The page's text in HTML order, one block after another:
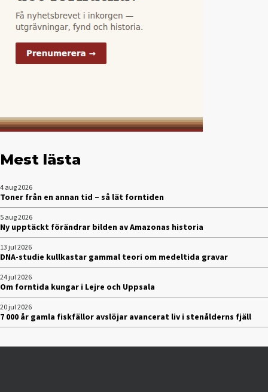
Mest lästa
4 aug 2026
Toner från en annan tid – så lät forntiden
5 aug 2026
Ny upptäckt förändrar bilden av Amazonas historia
13 jul 2026
DNA-studie kullkastar gammal teori om medeltida gravar
24 jul 2026
Om forntida kungar i Lejre och Uppsala
20 jul 2026
7 000 år gamla fiskfällor avslöjar avancerat liv i stenålderns fjäll